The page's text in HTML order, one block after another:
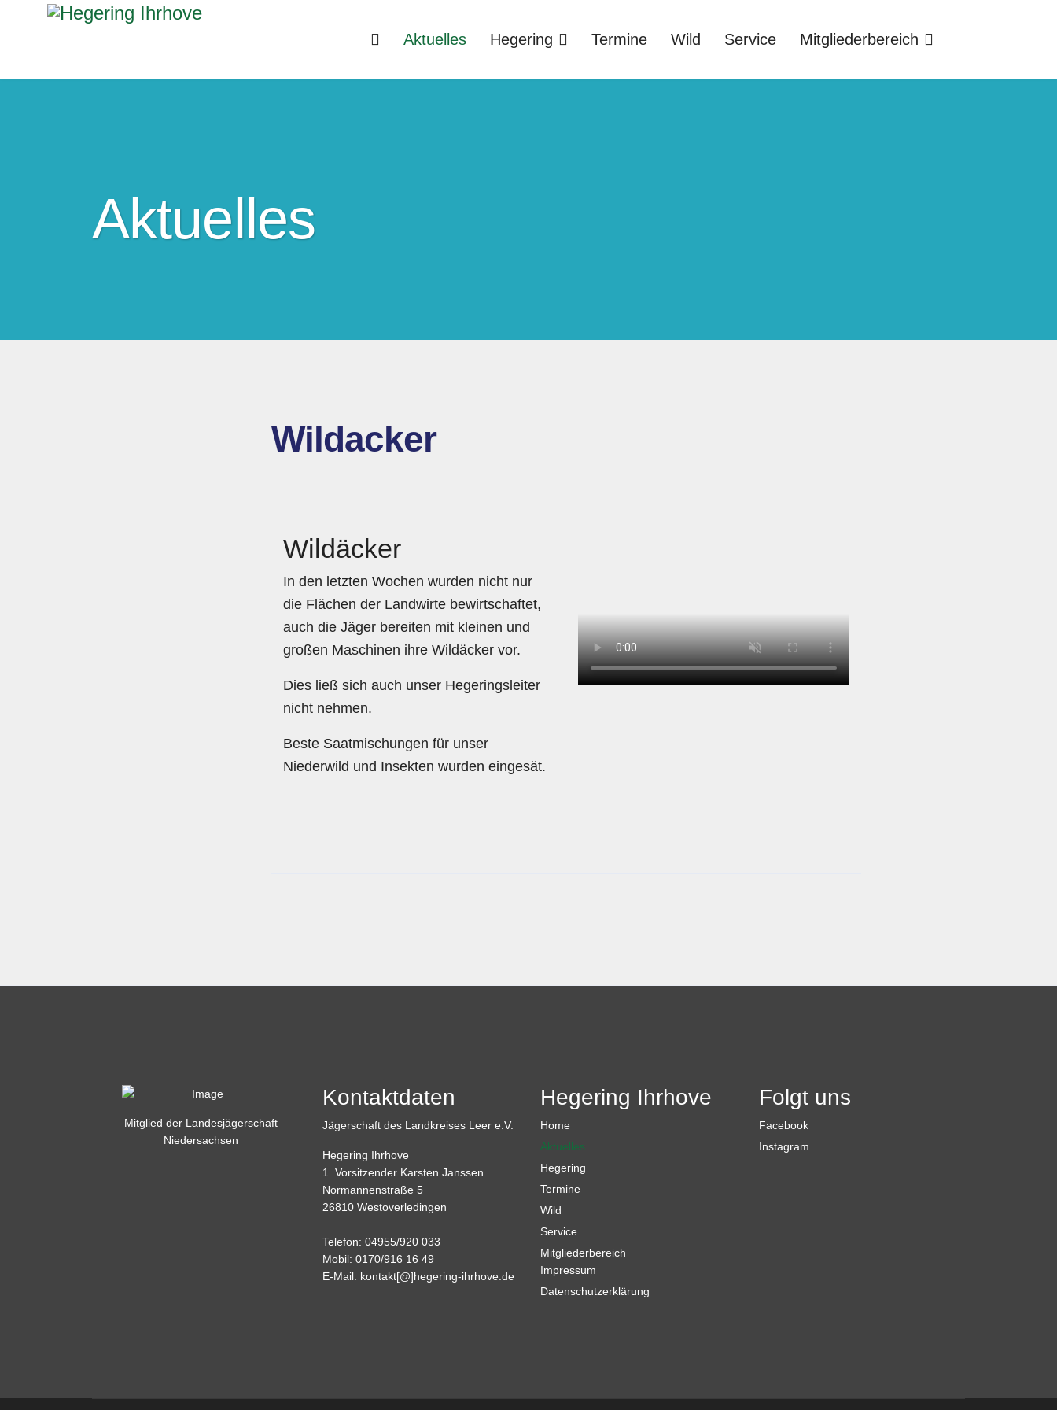
Aktuelles Hegering Termine Wild Service Mitgliederbereich
Aktuelles
Wildacker
Wildäcker
In den letzten Wochen wurden nicht nur
die Flächen der Landwirte bewirtschaftet,
auch die Jäger bereiten mit kleinen und
großen Maschinen ihre Wildäcker vor.
Dies ließ sich auch unser Hegeringsleiter
nicht nehmen.
Beste Saatmischungen für unser
Niederwild und Insekten wurden eingesät.
Mitglied der Landesjägerschaft
Niedersachsen
Kontaktdaten
Jägerschaft des Landkreises Leer e.V.
Hegering Ihrhove
1. Vorsitzender Karsten Janssen
Normannenstraße 5
26810 Westoverledingen
Telefon: 04955/920 033
Mobil: 0170/916 16 49
E-Mail: kontakt[@]hegering-ihrhove.de
Hegering Ihrhove
Home
Aktuelles
Hegering
Termine
Wild
Service
Mitgliederbereich
Impressum
Datenschutzerklärung
Folgt uns
Facebook
Instagram